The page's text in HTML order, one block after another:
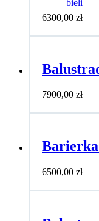
6300,00 zł
7900,00 zł
Barierka
6500,00 zł